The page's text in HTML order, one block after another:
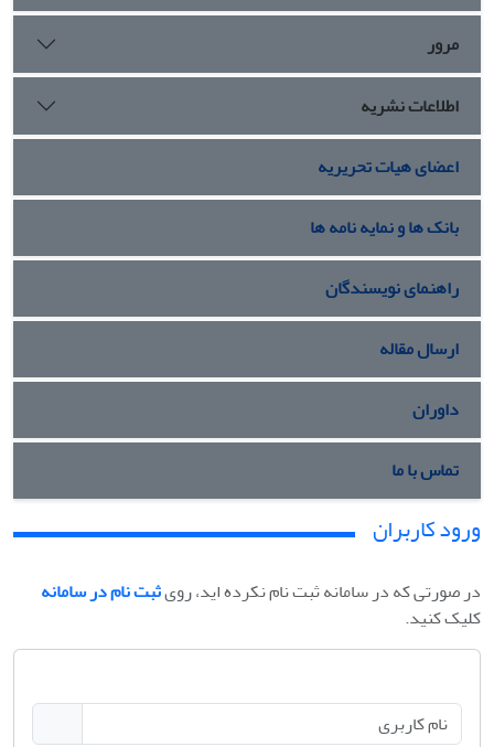
مرور
اطلاعات نشریه
اعضای هیات تحریریه
بانک ها و نمایه نامه ها
راهنمای نویسندگان
ارسال مقاله
داوران
تماس با ما
ورود کاربران
در صورتی که در سامانه ثبت نام نکرده اید، رویثبت نام در سامانه
کلیک کنید.